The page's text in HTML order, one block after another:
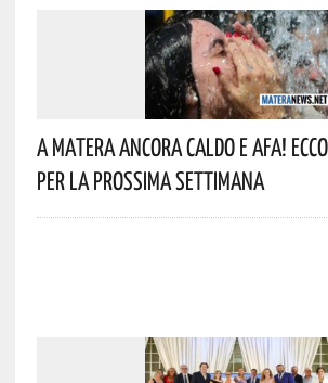
A Matera Ancora Caldo E Afa!
Per La Prossima Settimana